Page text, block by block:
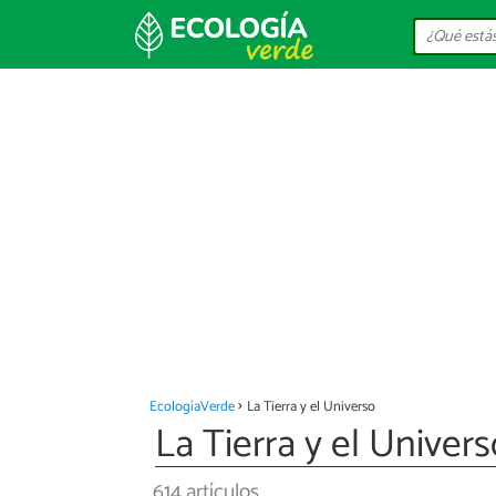
EcologíaVerde La Tierra y el Universo
La Tierra y el